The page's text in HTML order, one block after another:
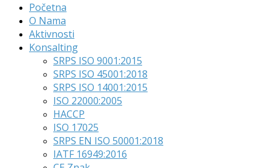
Početna
O Nama
Aktivnosti
Konsalting
SRPS ISO 9001:2015
SRPS ISO 45001:2018
SRPS ISO 14001:2015
ISO 22000:2005
HACCP
ISO 17025
SRPS EN ISO 50001:2018
IATF 16949:2016